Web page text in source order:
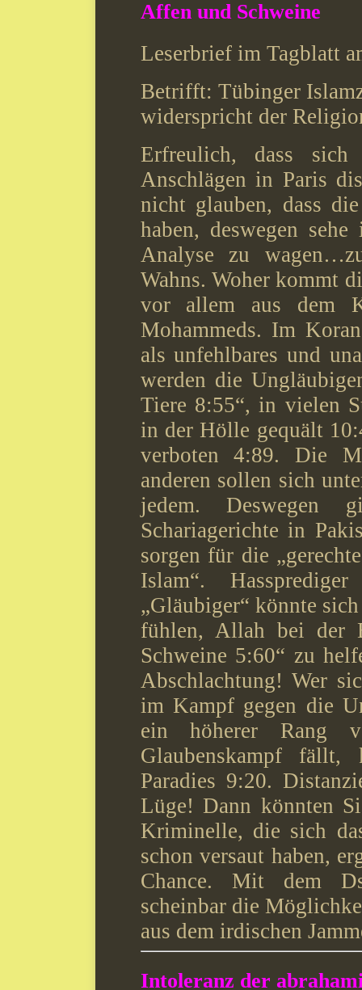
Affen und Schweine
Leserbrief im Tagblatt
Betrifft: Tübinger
widerspricht der
Erfreulich, dass
Anschlägen in Paris
nicht glauben, dass
haben, deswegen
Analyse zu
Wahns. Woher kommt
vor allem aus dem
Mohammeds. Im
als unfehlbares und
werden die
Tiere 8:55“, in vielen
in der Hölle gequält
verboten 4:89. Die
anderen sollen sich
jedem.
Schariagerichte in
sorgen für die
Islam“.
„Gläubiger“ könnte
fühlen, Allah bei der
Schweine 5:60“ zu
Abschlachtung! Wer
im Kampf gegen die
ein höherer Rang
Glaubenskampf
Paradies 9:20.
Lüge! Dann könnten
Kriminelle, die sich
schon versaut haben,
Chance. Mit dem
scheinbar die
aus dem irdischen
Intoleranz der